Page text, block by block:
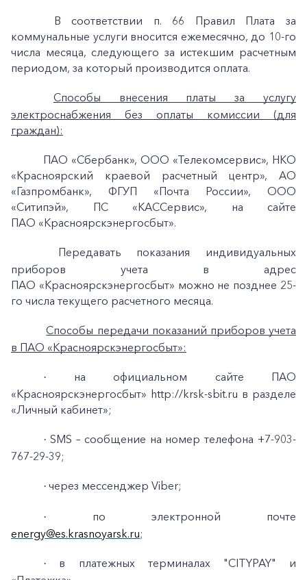
+7-800-700-24-57
Заказать обратный звонок
Частным клиентам
Корпоративным клиентам
В соответствии п. 66 Правил Плата за
коммунальные услуги вносится ежемесячно, до 10-го
числа месяца, следующего за истекшим расчетным
периодом, за который производится оплата.
Способы внесения платы за услугу
электроснабжения без оплаты комиссии (для
граждан):
ПАО «Сбербанк», ООО «Телекомсервис», НКО
«Красноярский краевой расчетный центр», АО
«Газпромбанк», ФГУП «Почта России», ООО
«Ситипэй», ПС
«КАССервис», на сайте
ПАО «Красноярскэнергосбыт».
Передавать показания индивидуальных
приборов учета в адрес
ПАО «Красноярскэнергосбыт» можно не позднее 25-
го числа текущего расчетного месяца.
Способы передачи показаний приборов учета
в ПАО «Красноярскэнергосбыт»:
·
на официальном сайте ПАО
«Красноярскэнергосбыт» http://krsk-sbit.ru в разделе
«Личный кабинет»;
· SMS – сообщение на номер телефона +7-903-
767-29-39;
· через мессенджер Viber;
·
по электронной почте
energy@es.krasnoyarsk.ru;
·
в платежных терминалах "CITYPAY" и